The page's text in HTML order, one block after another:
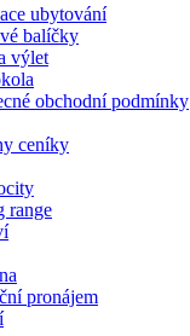
ubytování
balíčky
výlet
obchodní podmínky
ceníky
range
pronájem